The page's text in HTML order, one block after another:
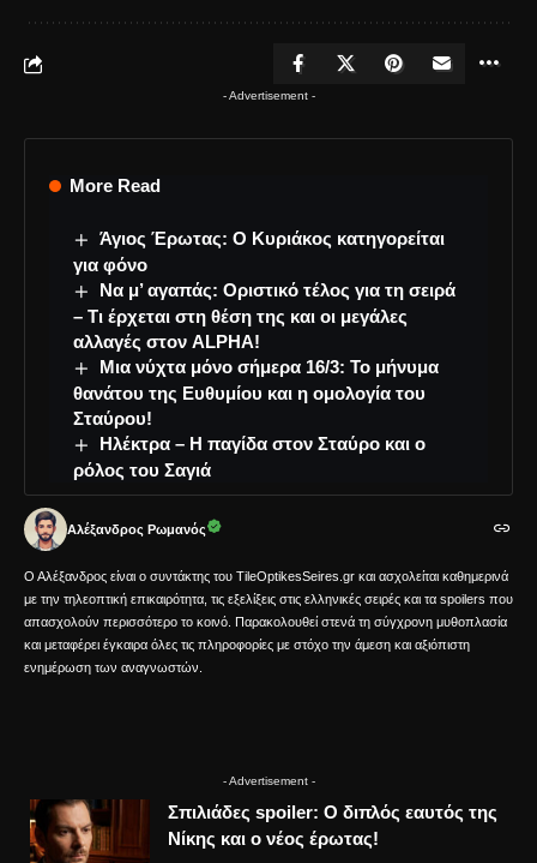
- Advertisement -
More Read
Άγιος Έρωτας: Ο Κυριάκος κατηγορείται
για φόνο
Να μ’ αγαπάς: Οριστικό τέλος για τη σειρά
– Τι έρχεται στη θέση της και οι μεγάλες
αλλαγές στον ALPHA!
Μια νύχτα μόνο σήμερα 16/3: Το μήνυμα
θανάτου της Ευθυμίου και η ομολογία του
Σταύρου!
Ηλέκτρα – Η παγίδα στον Σταύρο και ο
ρόλος του Σαγιά
Αλέξανδρος Ρωμανός
Ο Αλέξανδρος είναι ο συντάκτης του TileOptikesSeires.gr και ασχολείται καθημερινά
με την τηλεοπτική επικαιρότητα, τις εξελίξεις στις ελληνικές σειρές και τα spoilers που
απασχολούν περισσότερο το κοινό. Παρακολουθεί στενά τη σύγχρονη μυθοπλασία
και μεταφέρει έγκαιρα όλες τις πληροφορίες με στόχο την άμεση και αξιόπιστη
ενημέρωση των αναγνωστών.
- Advertisement -
Σπιλιάδες spoiler: Ο διπλός εαυτός της
Νίκης και ο νέος έρωτας!